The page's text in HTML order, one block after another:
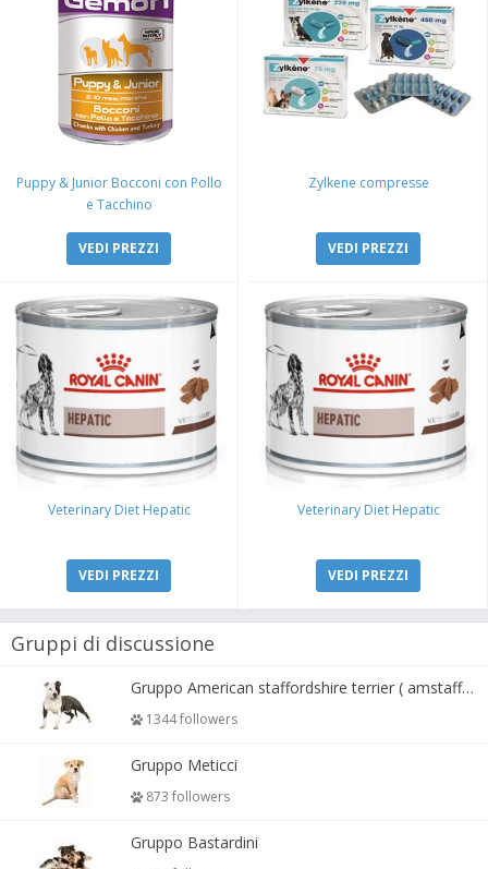
Puppy & Junior Bocconi con Pollo
e Tacchino
VEDI PREZZI
Zylkene compresse
VEDI PREZZI
Veterinary Diet Hepatic
VEDI PREZZI
Veterinary Diet Hepatic
VEDI PREZZI
Gruppi di discussione
Gruppo American staffordshire terrier ( amstaff, amastaff )
1344 followers
Gruppo Meticci
873 followers
Gruppo Bastardini